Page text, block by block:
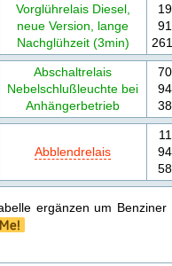
Vorglührelais Diesel,
neue Version, lange
Nachglühzeit (3min)
Abschaltrelais
Nebelschlußleuchte bei
Anhängerbetrieb
Abblendrelais
ergänzen um Benziner